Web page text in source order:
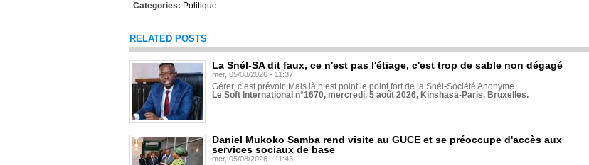
Categories: Politique
RELATED POSTS
La Snél-SA dit faux, ce n'est pas l'étiage, c'est trop de sable non dégagé
mer, 05/08/2026 - 11:37
Gérer, c’est prévoir. Mais là n’est point le point fort de la Snél-Société Anonyme.
Le Soft International n°1670, mercredi, 5 août 2026, Kinshasa-Paris, Bruxelles.
Daniel Mukoko Samba rend visite au GUCE et se préoccupe d'accès aux
services sociaux de base
mer, 05/08/2026 - 11:43